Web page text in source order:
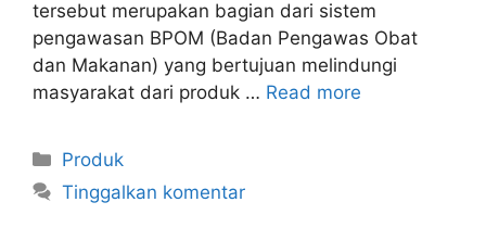
tersebut merupakan bagian dari sistem
pengawasan BPOM (Badan Pengawas Obat
dan Makanan) yang bertujuan melindungi
masyarakat dari produk … Read more
Kategori
Produk
Tinggalkan komentar